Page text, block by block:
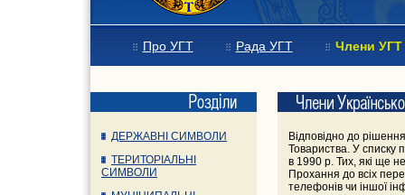
Про УГТ Рада УГТ Члени УГТ
ДЕРЖАВНІ СИМВОЛИ
ТЕРИТОРІАЛЬНІ
СИМВОЛИ
Відповідно до
Товариства. У списку
в 1990 р. Тих, які ще
Прохання до всіх
телефонів чи іншої